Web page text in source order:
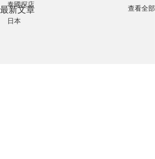
泰國探店
日本
最新文章 查看全部